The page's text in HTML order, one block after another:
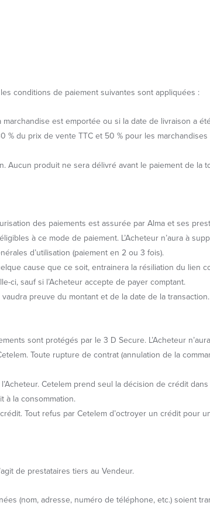
conditions de paiement suivantes sont appliquées :
est emportée ou si la date de livraison a
du prix de vente TTC et 50 % pour les
Aucun produit ne sera délivré avant le paiement de la
des paiements est assurée par Alma et ses
à ce mode de paiement. L’Acheteur n’aura à
d’utilisation (paiement en 2 ou 3 fois).
cause que ce soit, entrainera la résiliation du lien
ci, sauf si l’Acheteur accepte de payer comptant.
preuve du montant et de la date de la transaction.
sont protégés par le 3 D Secure. L’Acheteur
Toute rupture de contrat (annulation de la
Cetelem prend seul la décision de crédit
à la consommation.
Tout refus par Cetelem d’octroyer un crédit pour
de prestataires tiers au Vendeur.
(nom, adresse, numéro de téléphone, etc.) soient